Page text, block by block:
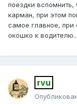
поездки вспомнить,
карман, при этом
самое главное, при
окошко к
rvu